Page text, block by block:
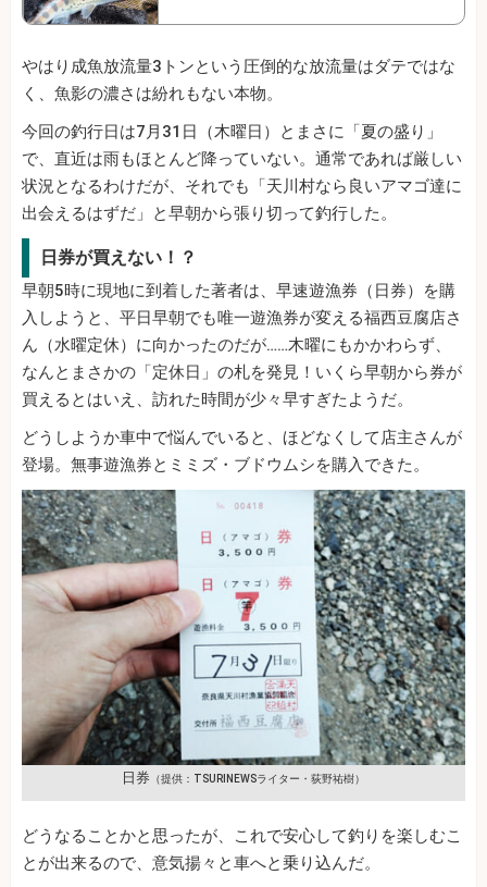
やはり成魚放流量3トンという圧倒的な放流量はダテではな
く、魚影の濃さは紛れもない本物。
今回の釣行日は7月31日（木曜日）とまさに「夏の盛り」
で、直近は雨もほとんど降っていない。通常であれば厳しい
状況となるわけだが、それでも「天川村なら良いアマゴ達に
出会えるはずだ」と早朝から張り切って釣行した。
日券が買えない！？
早朝5時に現地に到着した著者は、早速遊漁券（日券）を購
入しようと、平日早朝でも唯一遊漁券が変える福西豆腐店さ
ん（水曜定休）に向かったのだが……木曜にもかかわらず、
なんとまさかの「定休日」の札を発見！いくら早朝から券が
買えるとはいえ、訪れた時間が少々早すぎたようだ。
どうしようか車中で悩んでいると、ほどなくして店主さんが
登場。無事遊漁券とミミズ・ブドウムシを購入できた。
日券 （提供：TSURINEWSライター・荻野祐樹）
どうなることかと思ったが、これで安心して釣りを楽しむこ
とが出来るので、意気揚々と車へと乗り込んだ。